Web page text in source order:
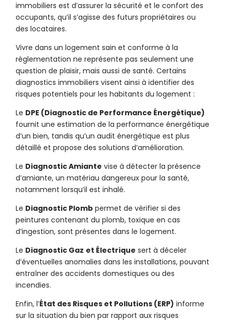
immobiliers est d’assurer la sécurité et le confort des
occupants, qu’il s’agisse des futurs propriétaires ou
des locataires.
Vivre dans un logement sain et conforme à la
réglementation ne représente pas seulement une
question de plaisir, mais aussi de santé. Certains
diagnostics immobiliers visent ainsi à identifier des
risques potentiels pour les habitants du logement :
Le DPE (Diagnostic de Performance Énergétique)
fournit une estimation de la performance énergétique
d’un bien, tandis qu’un audit énergétique est plus
détaillé et propose des solutions d’amélioration.
Le Diagnostic Amiante vise à détecter la présence
d’amiante, un matériau dangereux pour la santé,
notamment lorsqu’il est inhalé.
Le Diagnostic Plomb permet de vérifier si des
peintures contenant du plomb, toxique en cas
d’ingestion, sont présentes dans le logement.
Le Diagnostic Gaz et Électrique sert à déceler
d’éventuelles anomalies dans les installations, pouvant
entraîner des accidents domestiques ou des
incendies.
Enfin, l’État des Risques et Pollutions (ERP) informe
sur la situation du bien par rapport aux risques